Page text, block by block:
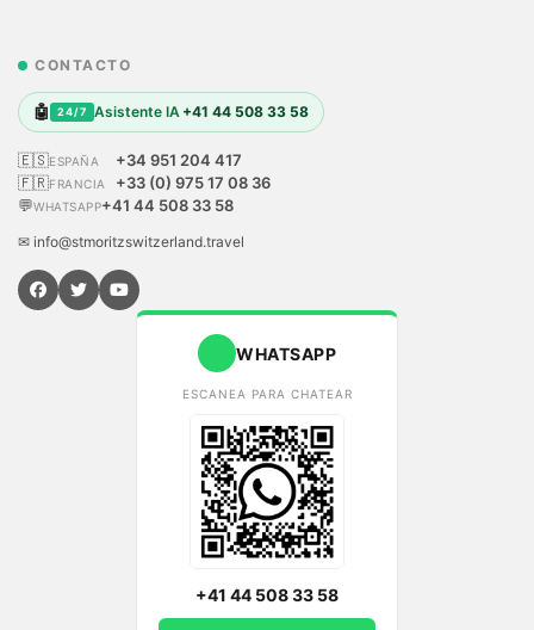
CONTACTO
🤖 24/7 Asistente IA +41 44 508 33 58
🇪🇸ESPAÑA
+34 951 204 417
🇫🇷FRANCIA
+33 (0) 975 17 08 36
💬WHATSAPP+41 44 508 33 58
✉ info@stmoritzswitzerland.travel
WHATSAPP
ESCANEA PARA CHATEAR
+41 44 508 33 58